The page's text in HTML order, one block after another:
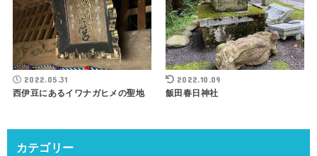
2022.05.31
西伊豆にあるイワナガヒメの聖地
2022.10.09
飯田春日神社
カテゴリー